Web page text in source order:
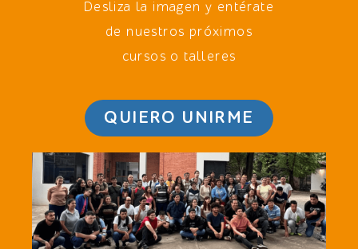
Desliza la imagen y entérate
de nuestros próximos
cursos o talleres
QUIERO UNIRME